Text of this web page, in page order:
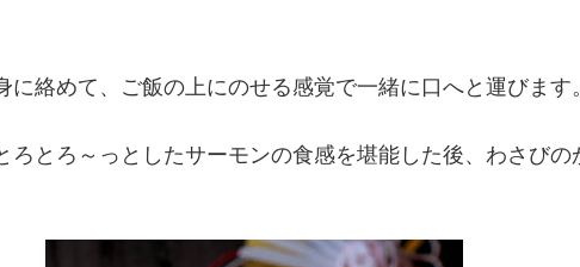
絡めて、ご飯の上にのせる感覚で一緒に口へと運びます。
ろとろ～っとしたサーモンの食感を堪能した後、わさびの